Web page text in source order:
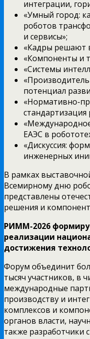
интеграции,
«Умный город:
роботов
и сервисы»;
«Кадры решают
«Компоненты и
«Системы
потенциал
«Нормативно-
стандартизация
ЕАЭС в
«Дискуссия:
инженерных
В рамках
Всемирному дню
представлены
решения и
РИММ-2026
реализации
достижения
Форум объединит
тысяч участников, в
международные
производству и
комплексов и
органов власти,
также разработчики